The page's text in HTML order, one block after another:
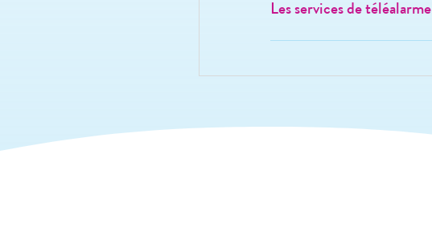
Les services de téléalarme